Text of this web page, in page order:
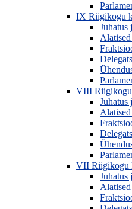
IX Riigikogu
Juhatus
VIII Riigikogu
Juhatus
VII Riigikogu
Juhatus